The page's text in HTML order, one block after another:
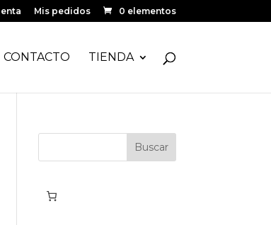
Mis pedidos 0 elementos
CONTACTO TIENDA